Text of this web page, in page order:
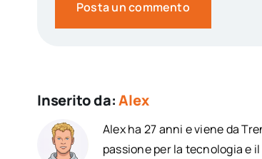
Inserito da:Alex
Alex ha 27 anni e viene da
passione per la tecnologia e